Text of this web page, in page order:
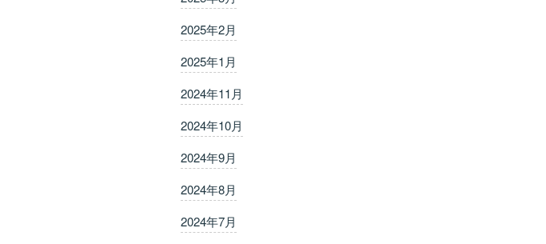
2025年2月
2025年1月
2024年11月
2024年10月
2024年9月
2024年8月
2024年7月